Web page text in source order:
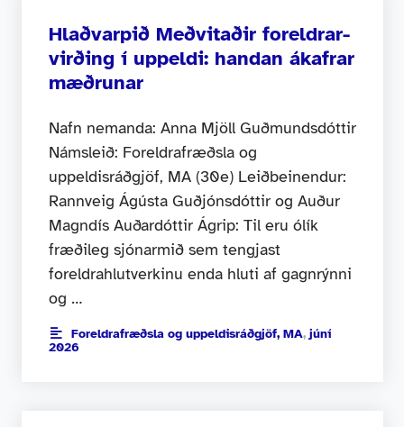
Hlaðvarpið Meðvitaðir foreldrar-
virðing í uppeldi: handan ákafrar
mæðrunar
Nafn nemanda: Anna Mjöll Guðmundsdóttir
Námsleið: Foreldrafræðsla og
uppeldisráðgjöf, MA (30e) Leiðbeinendur:
Rannveig Ágústa Guðjónsdóttir og Auður
Magndís Auðardóttir Ágrip: Til eru ólík
fræðileg sjónarmið sem tengjast
foreldrahlutverkinu enda hluti af gagnrýnni
og …
Foreldrafræðsla og uppeldisráðgjöf, MA, júní
2026